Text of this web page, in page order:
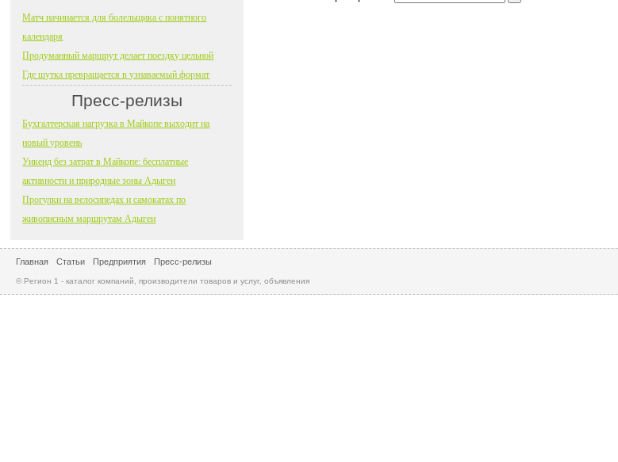
Матч начинается для болельщика с понятного
календаря
Продуманный маршрут делает поездку цельной
Где шутка превращается в узнаваемый формат
Пресс-релизы
Бухгалтерская нагрузка в Майкопе выходит на
новый уровень
Уикенд без затрат в Майкопе: бесплатные
активности и природные зоны Адыгеи
Прогулки на велосипедах и самокатах по
живописным маршрутам Адыгеи
Главная Статьи Предприятия Пресс-релизы
© Регион 1 - каталог компаний, производители товаров и услуг, объявления